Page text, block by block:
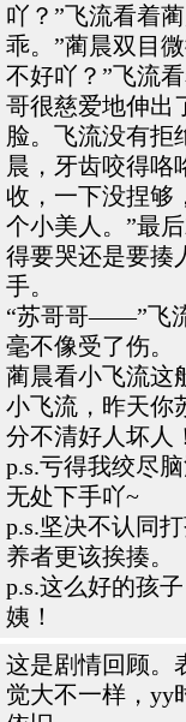
吖？”飞流看着
乖。”蔺晨双目
不好吖？”飞流
哥很慈爱地伸出
脸。飞流没有拒
晨，牙齿咬得咯
收，一下没捏够
个小美人。”最
得要哭还是要揍
手。
“苏哥哥——”飞
毫不像受了伤。
蔺晨看小飞流这
小飞流，昨天你
分不清好人坏人
p.s.亏得我绞尽
无处下手吖~
p.s.坚决不认同
养者更该挨揍。
p.s.这么好的孩
姨！
这是剧情回顾。
觉大不一样，yy